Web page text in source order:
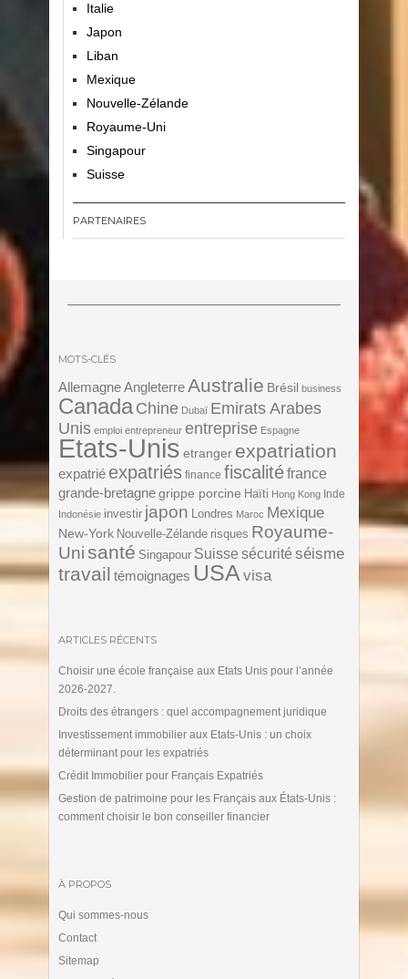
Italie
Japon
Liban
Mexique
Nouvelle-Zélande
Royaume-Uni
Singapour
Suisse
PARTENAIRES
MOTS-CLÉS
Allemagne AngleterreAustralie Brésil business
Canada Chine Dubaï Emirats Arabes
Unis emploi entrepreneur entreprise Espagne
Etats-Unis etranger expatriation
expatrié expatriés finance fiscalitéfrance
grande-bretagne grippe porcine Haïti Hong Kong Inde
Indonésie investir japon Londres Maroc Mexique
New-York Nouvelle-Zélande risques Royaume-
Unisanté Singapour Suisse sécurité séisme
travail témoignages USA visa
ARTICLES RÉCENTS
Choisir une école française aux Etats Unis pour l’année
2026-2027.
Droits des étrangers : quel accompagnement juridique
Investissement immobilier aux Etats-Unis : un choix
déterminant pour les expatriés
Crédit Immobilier pour Français Expatriés
Gestion de patrimoine pour les Français aux États-Unis :
comment choisir le bon conseiller financier
À PROPOS
Qui sommes-nous
Contact
Sitemap